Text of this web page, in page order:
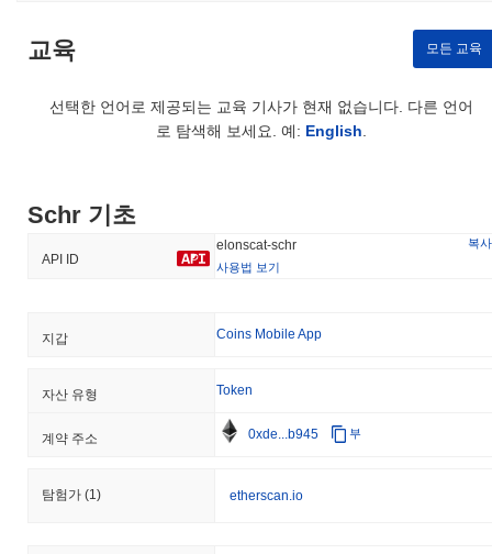
교육 모든 교육
선택한 언어로 제공되는 교육 기사가 현재 없습니다. 다른 언어
로 탐색해 보세요. 예: English
Schr 기초
API ID
elonscat-schr
복사
사용법 보기
지갑 Coins Mobile App
자산 유형 Token
계약 주소 0xde...b945 부
탐험가 (1) etherscan.io